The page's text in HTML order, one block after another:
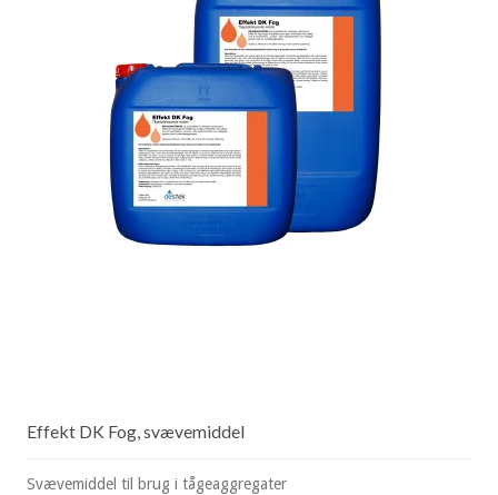
Effekt DK Fog, svævemiddel
Svævemiddel til brug i tågeaggregater